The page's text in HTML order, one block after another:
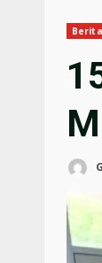
Berita